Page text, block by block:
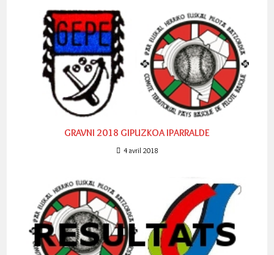
GRAVNI 2018 GIPUZKOA IPARRALDE
4 avril 2018